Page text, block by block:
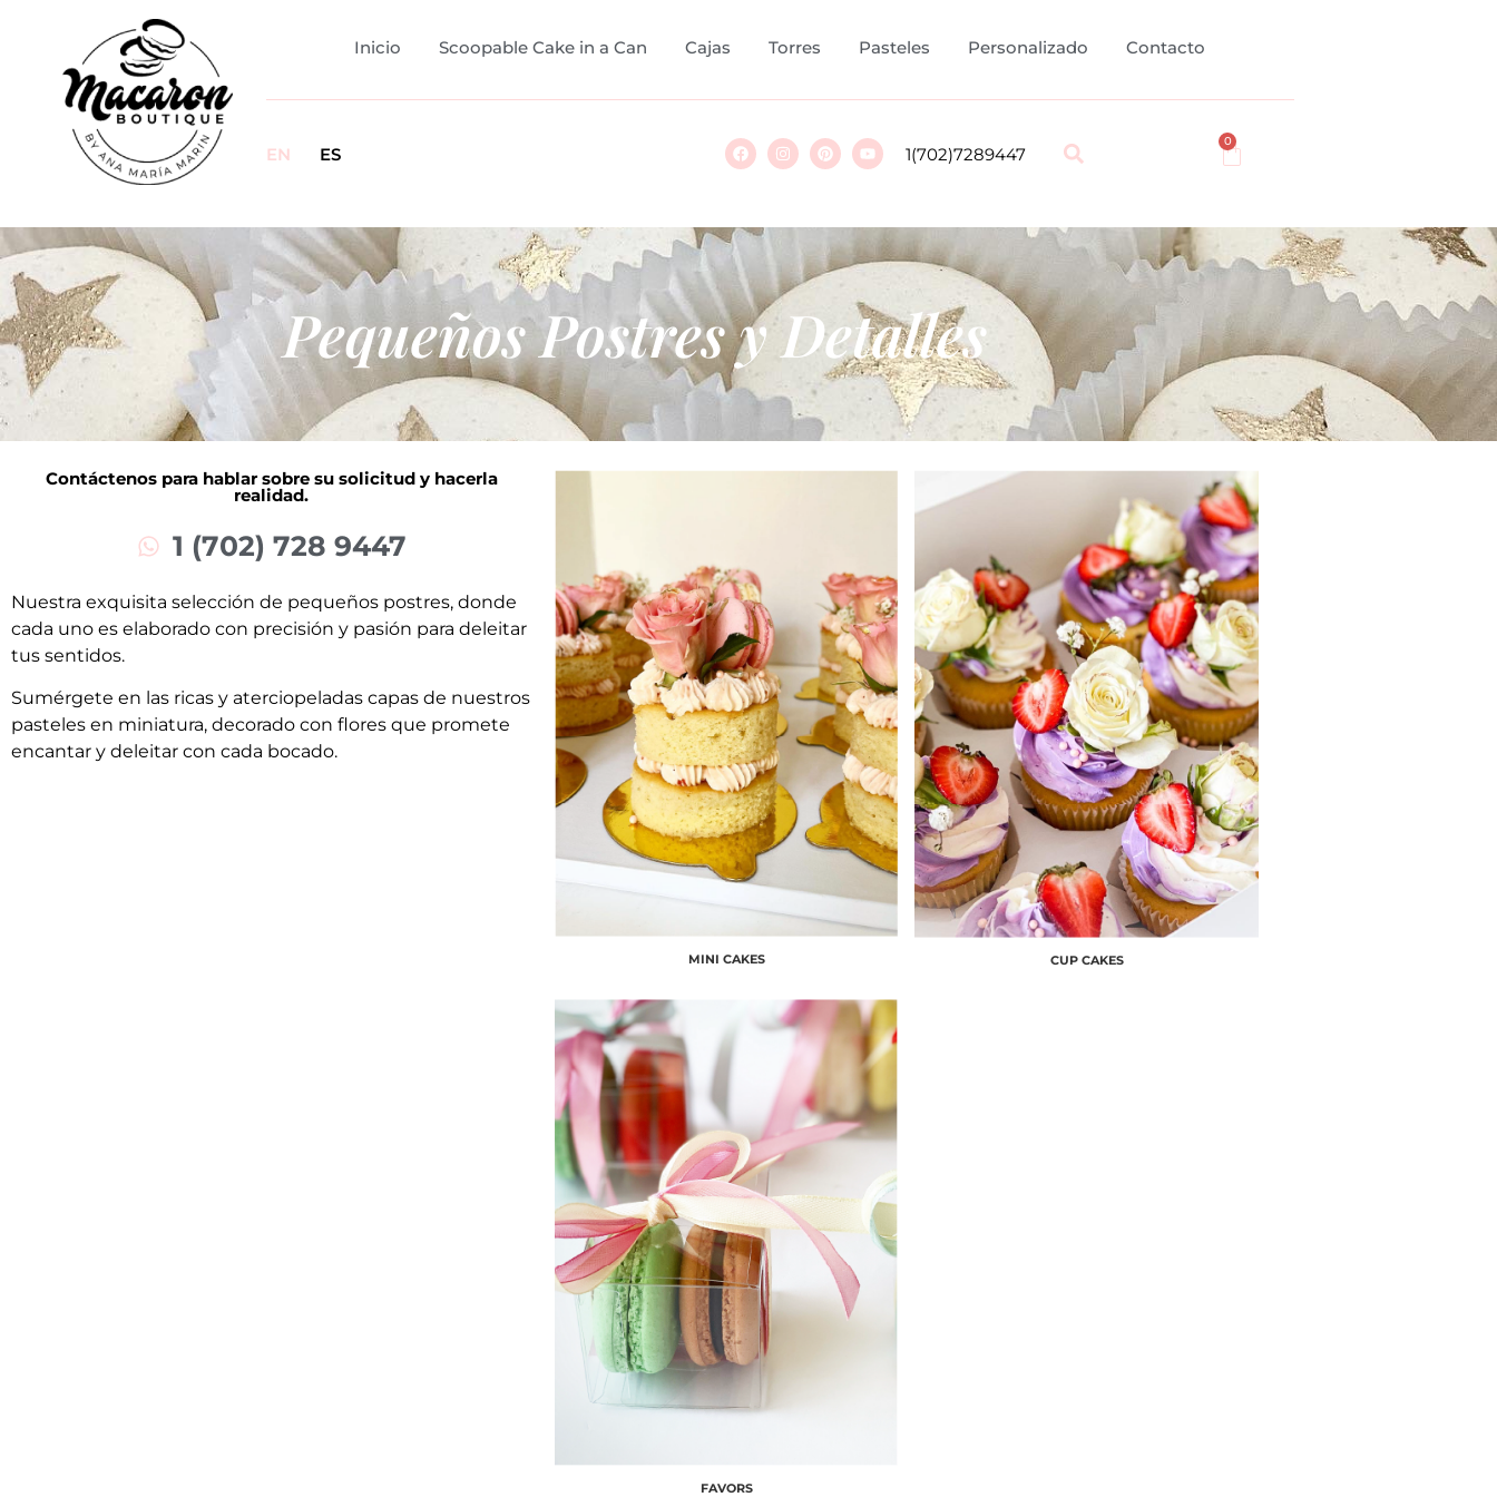
Inicio Scoopable Cake in a Can Cajas Torres Pasteles Personalizado Contacto
EN ES 1(702)7289447
0
Pequeños Postres y Detalles
Contáctenos para hablar sobre su solicitud y hacerla
realidad.
1 (702) 728 9447
Nuestra exquisita selección de pequeños postres, donde
cada uno es elaborado con precisión y pasión para deleitar
tus sentidos.
Sumérgete en las ricas y aterciopeladas capas de nuestros
pasteles en miniatura, decorado con flores que promete
encantar y deleitar con cada bocado.
MINI CAKES CUP CAKES
FAVORS